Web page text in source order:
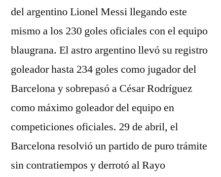
del argentino Lionel Messi llegando este
mismo a los 230 goles oficiales con el equipo
blaugrana. El astro argentino llevó su registro
goleador hasta 234 goles como jugador del
Barcelona y sobrepasó a César Rodríguez
como máximo goleador del equipo en
competiciones oficiales. 29 de abril, el
Barcelona resolvió un partido de puro trámite
sin contratiempos y derrotó al Rayo